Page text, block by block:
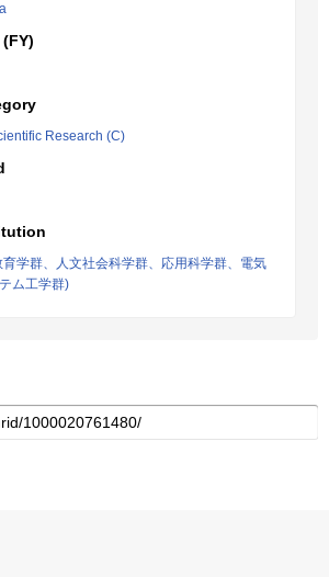
Research (C)
学群、人文社会科学群、応用科学群、電気
ム工学群)